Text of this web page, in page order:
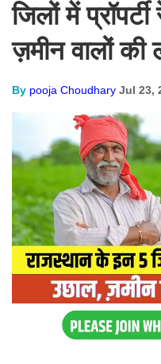
जिलों में
ज़मीन वालों की
By pooja Choudhary Jul 23,